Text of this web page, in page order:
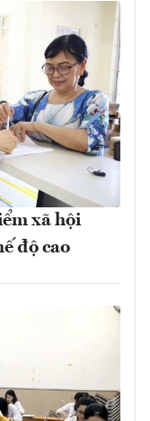
xã hội
độ cao